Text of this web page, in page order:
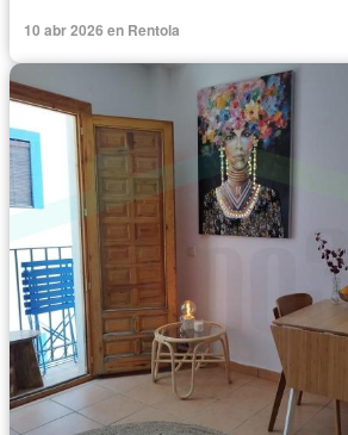
10 abr 2026 en Rentola